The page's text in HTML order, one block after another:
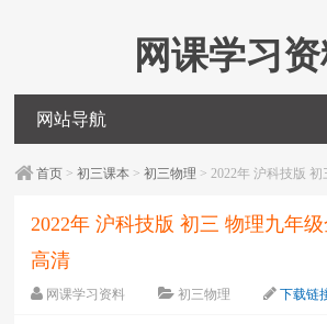
网课学习
网站导航
首页 >初三课本 >初三物理 > 2022年 沪科技版
2022年 沪科技版 初三 物理九年
高清
网课学习资料 初三物理
下载链